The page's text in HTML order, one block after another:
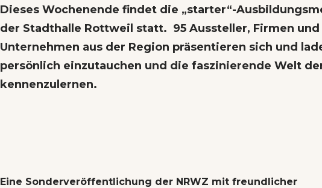
Dieses Wochenende findet die „starter“-
der Stadthalle Rottweil statt. 95 Aussteller, Firmen und
Unternehmen aus der Region präsentieren sich und
persönlich einzutauchen und die faszinierende Welt
kennenzulernen.
Eine Sonderveröffentlichung der NRWZ mit freundlicher